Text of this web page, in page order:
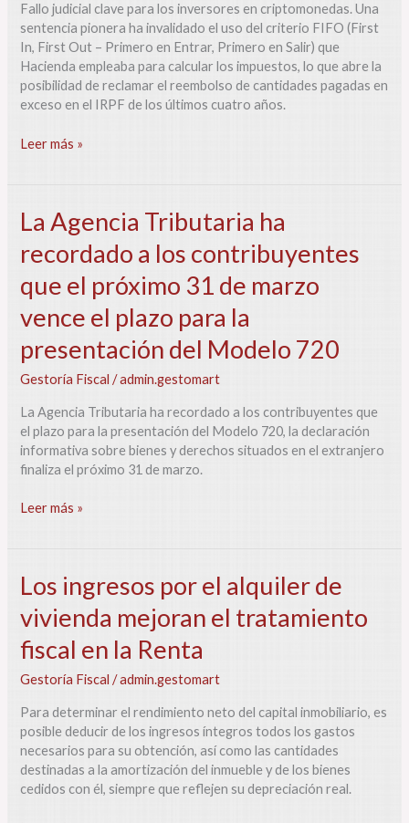
Fallo judicial clave para los inversores en criptomonedas. Una
sentencia pionera ha invalidado el uso del criterio FIFO (First
In, First Out – Primero en Entrar, Primero en Salir) que
Hacienda empleaba para calcular los impuestos, lo que abre la
posibilidad de reclamar el reembolso de cantidades pagadas en
exceso en el IRPF de los últimos cuatro años.
Leer más »
La Agencia Tributaria ha
recordado a los contribuyentes
que el próximo 31 de marzo
vence el plazo para la
presentación del Modelo 720
Gestoría Fiscal /admin.gestomart
La Agencia Tributaria ha recordado a los contribuyentes que
el plazo para la presentación del Modelo 720, la declaración
informativa sobre bienes y derechos situados en el extranjero
finaliza el próximo 31 de marzo.
La
Agencia
Tributaria
recordado
los
contribuyentes
que
el
próximo
31
de
marzo
el
presentación
del
Modelo
Leer más »
Los ingresos por el alquiler de
vivienda mejoran el tratamiento
fiscal en la Renta
Gestoría Fiscal /admin.gestomart
Para determinar el rendimiento neto del capital inmobiliario, es
posible deducir de los ingresos íntegros todos los gastos
necesarios para su obtención, así como las cantidades
destinadas a la amortización del inmueble y de los bienes
cedidos con él, siempre que reflejen su depreciación real.
Los
ingresos
por
alquiler
de
mejoran
el
tratamiento
fiscal
en